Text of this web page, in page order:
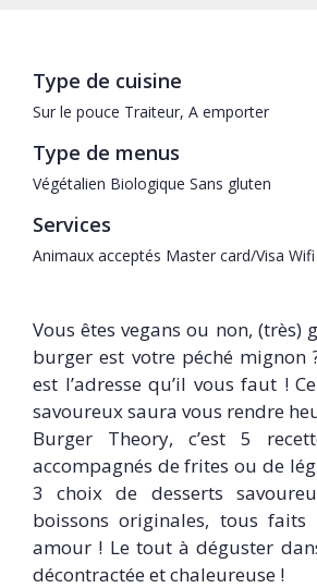
Type de cuisine
Sur le pouce Traiteur, A emporter
Type de menus
Végétalien Biologique Sans gluten
Services
Animaux acceptés Master card/Visa Wifi
Vous êtes vegans ou non, (très)
burger est votre péché mignon
est l’adresse qu’il vous faut !
savoureux saura vous rendre
Burger Theory, c’est 5
accompagnés de frites ou de
3 choix de desserts
boissons originales, tous faits
amour ! Le tout à déguster
décontractée et chaleureuse !